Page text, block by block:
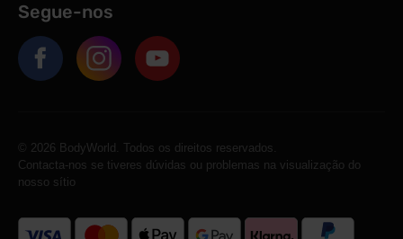
Segue-nos
© 2026 BodyWorld. Todos os direitos reservados.
Contacta-nos se tiveres dúvidas ou problemas na visualização do
nosso sítio